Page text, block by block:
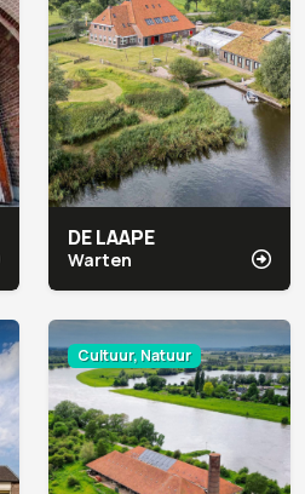
DE LAAPE
Warten
Cultuur, Natuur